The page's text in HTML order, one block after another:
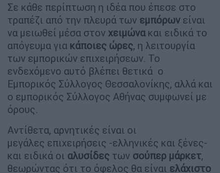
Σε κάθε περίπτωση η ιδέα που έπεσε στο
τραπέζι από την πλευρά των εμπόρων είναι
να μειωθεί μέσα στον χειμώνα και ειδικά το
απόγευμα για κάποιες ώρες, η λειτουργία
των εμπορικών επιχειρήσεων. Το
ενδεχόμενο αυτό βλέπει θετικά ο
Εμπορικός Σύλλογος Θεσσαλονίκης, αλλά και
ο εμπορικός Σύλλογος Αθήνας συμφωνεί με
όρους.
Αντίθετα, αρνητικές είναι οι
μεγάλες επιχειρήσεις -ελληνικές και ξένες-
και ειδικά οι αλυσίδες των σούπερ μάρκετ,
θεωρώντας ότι το όφελος θα είναι ελάχιστο